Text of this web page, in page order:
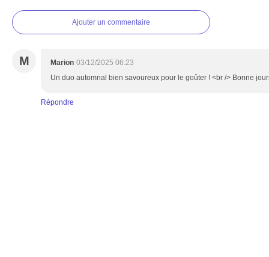
Ajouter un commentaire
M Marion 03/12/2025 06:23
Un duo automnal bien savoureux pour le goûter ! <br /> Bonne
Répondre